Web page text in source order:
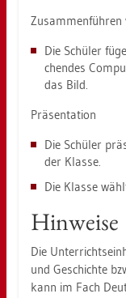
Zu­sam­men­füh­ren
Die Schü­ler
chen­des
das Bild.
Prä­sen­ta­ti­on
Die Schü­ler
der Klas­se.
Die Klas­se
Hin­wei­se
Die
und Ge­schich­te
kann im Fach